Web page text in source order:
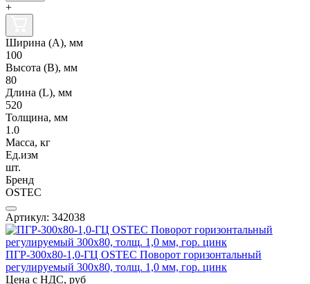
+
Ширина (А), мм
100
Высота (В), мм
80
Длина (L), мм
520
Толщина, мм
1.0
Масса, кг
Ед.изм
шт.
Бренд
OSTEC
Артикул: 342038
ПГР-300х80-1,0-ГЦ OSTEC Поворот горизонтальный
регулируемый 300х80, толщ. 1,0 мм, гор. цинк
Цена с НДС, руб